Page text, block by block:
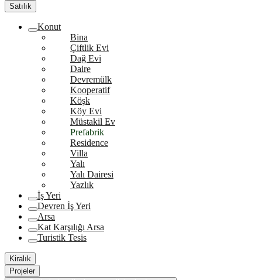
Satılık
Konut
Bina
Çiftlik Evi
Dağ Evi
Daire
Devremülk
Kooperatif
Köşk
Köy Evi
Müstakil Ev
Prefabrik
Residence
Villa
Yalı
Yalı Dairesi
Yazlık
İş Yeri
Devren İş Yeri
Arsa
Kat Karşılığı Arsa
Turistik Tesis
Kiralık
Projeler